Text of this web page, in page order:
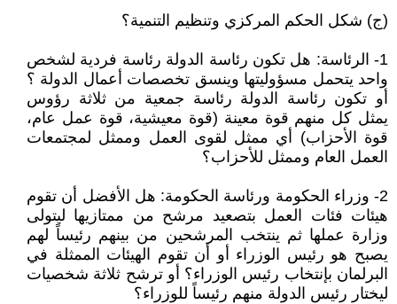
(ج) شكل الحكم المركزي وتنظيم التنمية؟
1- الرئاسة: هل تكون رئاسة الدولة رئاسة فردية لشخص
واحد يتحمل مسؤوليتها وينسق تخصصات أعمال الدولة ؟
أو تكون رئاسة الدولة رئاسة جمعية من ثلاثة رؤوس
يمثل كل منهم قوة معينة (قوة معيشية، قوة عمل عام،
قوة الأحزاب) أي ممثل لقوى العمل وممثل لمجتمعات
العمل العام وممثل للأحزاب؟
2- وزراء الحكومة ورئاسة الحكومة: هل الأفضل أن تقوم
هيئات فئات العمل بتصعيد مرشح من ممتازيها ليتولى
وزارة عملها ثم ينتخب المرشحين من بينهم رئيساً لهم
يصبح هو رئيس الوزراء أو أن تقوم الهيئات الممثلة في
البرلمان بإنتخاب رئيس الوزراء؟ أو ترشح ثلاثة شخصيات
ليختار رئيس الدولة منهم رئيساً للوزراء؟